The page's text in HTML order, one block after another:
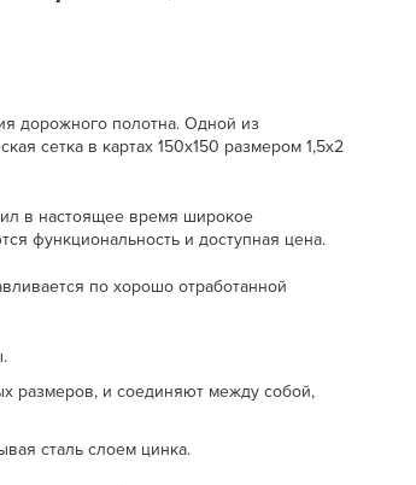
дорожного полотна. Одной из
сетка в картах 150x150 размером 1,5х2
в настоящее время широкое
функциональность и доступная цена.
по хорошо отработанной
размеров, и соединяют между собой,
сталь слоем цинка.